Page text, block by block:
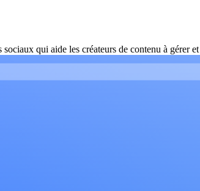
qui aide les créateurs de contenu à gérer